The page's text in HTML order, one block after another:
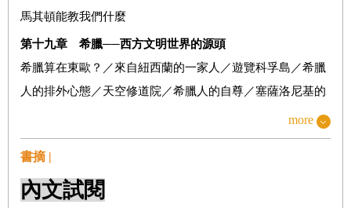
馬其頓能教我們什麼
第十九章 希臘──西方文明世界的源頭
希臘算在東歐？／來自紐西蘭的一家人／遊覽科孚島／希臘
人的排外心態／天空修道院／希臘人的自尊／塞薩洛尼基的
四位希臘女孩／對我來說都是希臘文／坐霸王車被抓包／當
沙發衝浪變成膝上舞／希臘的未來／希臘能教我們什麼
第二十章 土耳其──歐亞大陸的十字路口
從黑海進入土耳其／伊斯坦堡的感官衝擊／土耳其人的國父
more
書摘 |
內文試閱